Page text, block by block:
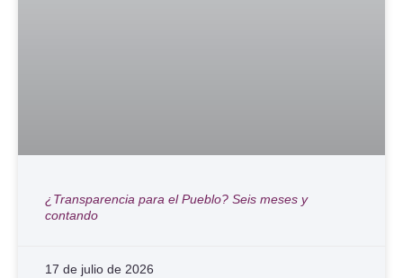
¿Transparencia para el Pueblo? Seis meses y
contando
17 de julio de 2026